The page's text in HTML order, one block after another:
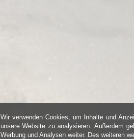
Wir verwenden Cookies, um Inhalte und
unsere Website zu analysieren. Außerdem
Werbung und Analysen weiter. Des weiteren